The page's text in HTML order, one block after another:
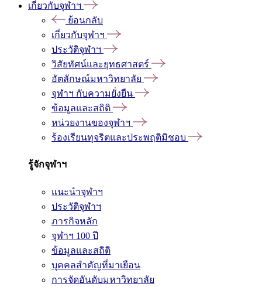
เกี่ยวกับจุฬาฯ
ย้อนกลับ
เกี่ยวกับจุฬาฯ
ประวัติจุฬาฯ
วิสัยทัศน์และยุทธศาสตร์
อัตลักษณ์มหาวิทยาลัย
จุฬาฯ กับความยั่งยืน
ข้อมูลและสถิติ
หน่วยงานของจุฬาฯ
ร้องเรียนทุจริตและประพฤติมิชอบ
รู้จักจุฬาฯ
แนะนำจุฬาฯ
ประวัติจุฬาฯ
ภารกิจหลัก
จุฬาฯ 100 ปี
ข้อมูลและสถิติ
บุคคลสำคัญที่มาเยือน
การจัดอันดับมหาวิทยาลัย